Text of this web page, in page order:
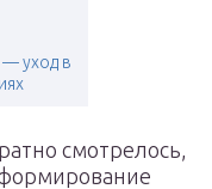
уход в
смотрелось,